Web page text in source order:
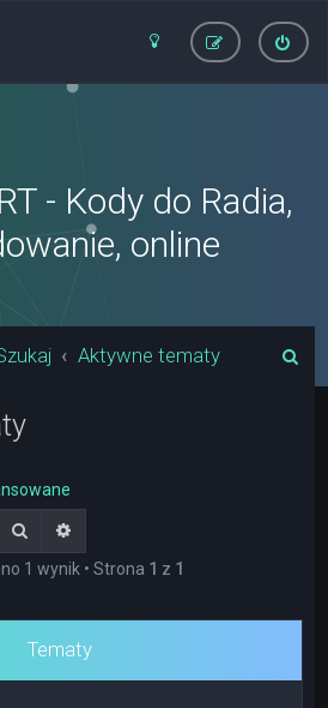
- Kody do Radia,
online
Aktywne tematy
Szukaj
1 wynik • Strona 1 z 1
Tematy